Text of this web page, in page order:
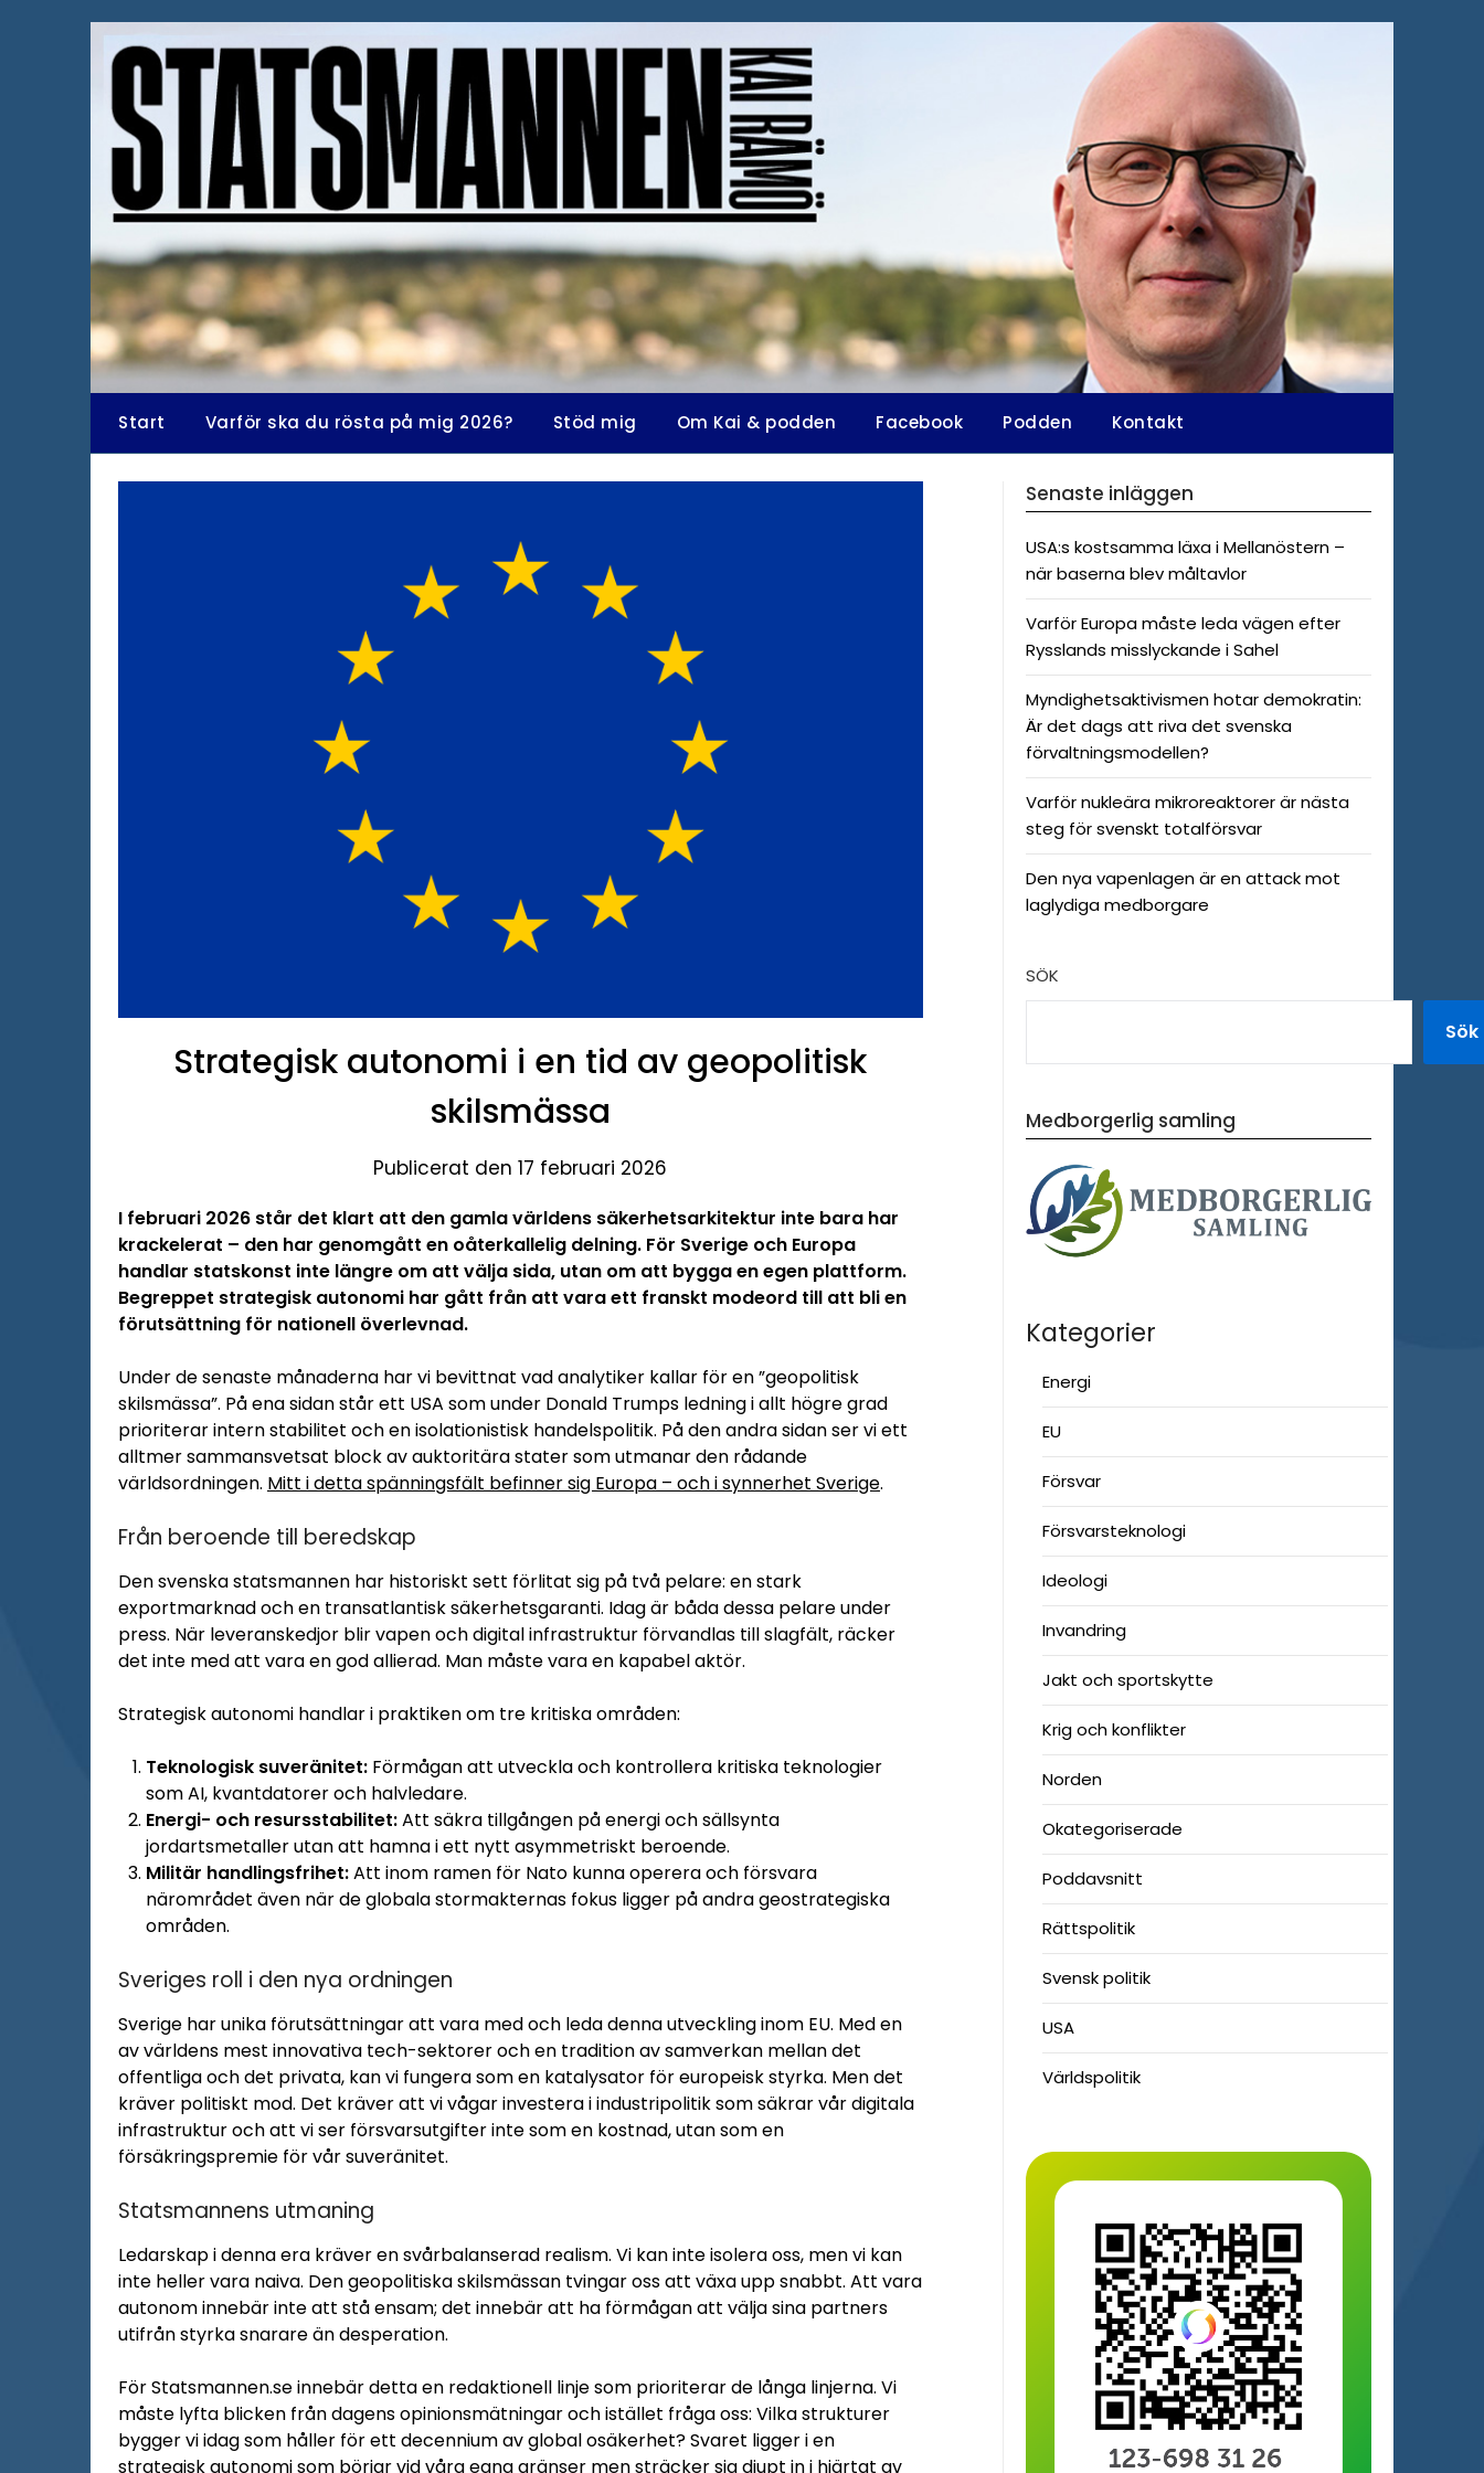
Start Varför ska du rösta på mig 2026? Stöd mig Om Kai & podden Facebook Podden Kontakt
Strategisk autonomi i en tid av geopolitisk
skilsmässa
Publicerat den 17 februari 2026
I februari 2026 står det klart att den gamla världens säkerhetsarkitektur inte bara har
krackelerat – den har genomgått en oåterkallelig delning. För Sverige och Europa
handlar statskonst inte längre om att välja sida, utan om att bygga en egen plattform.
Begreppet strategisk autonomi har gått från att vara ett franskt modeord till att bli en
förutsättning för nationell överlevnad.
Under de senaste månaderna har vi bevittnat vad analytiker kallar för en ”geopolitisk
skilsmässa”. På ena sidan står ett USA som under Donald Trumps ledning i allt högre grad
prioriterar intern stabilitet och en isolationistisk handelspolitik. På den andra sidan ser vi ett
alltmer sammansvetsat block av auktoritära stater som utmanar den rådande
världsordningen. Mitt i detta spänningsfält befinner sig Europa – och i synnerhet Sverige.
Från beroende till beredskap
Den svenska statsmannen har historiskt sett förlitat sig på två pelare: en stark
exportmarknad och en transatlantisk säkerhetsgaranti. Idag är båda dessa pelare under
press. När leveranskedjor blir vapen och digital infrastruktur förvandlas till slagfält, räcker
det inte med att vara en god allierad. Man måste vara en kapabel aktör.
Strategisk autonomi handlar i praktiken om tre kritiska områden:
Teknologisk suveränitet: Förmågan att utveckla och kontrollera kritiska teknologier
som AI, kvantdatorer och halvledare.
Energi- och resursstabilitet:Att säkra tillgången på energi och sällsynta
jordartsmetaller utan att hamna i ett nytt asymmetriskt beroende.
Militär handlingsfrihet:Att inom ramen för Nato kunna operera och försvara
närområdet även när de globala stormakternas fokus ligger på andra geostrategiska
områden.
Sveriges roll i den nya ordningen
Sverige har unika förutsättningar att vara med och leda denna utveckling inom EU. Med en
av världens mest innovativa tech-sektorer och en tradition av samverkan mellan det
offentliga och det privata, kan vi fungera som en katalysator för europeisk styrka. Men det
kräver politiskt mod. Det kräver att vi vågar investera i industripolitik som säkrar vår digitala
infrastruktur och att vi ser försvarsutgifter inte som en kostnad, utan som en
försäkringspremie för vår suveränitet.
Statsmannens utmaning
Ledarskap i denna era kräver en svårbalanserad realism. Vi kan inte isolera oss, men vi kan
inte heller vara naiva. Den geopolitiska skilsmässan tvingar oss att växa upp snabbt. Att vara
autonom innebär inte att stå ensam; det innebär att ha förmågan att välja sina partners
utifrån styrka snarare än desperation.
För Statsmannen.se innebär detta en redaktionell linje som prioriterar de långa linjerna. Vi
måste lyfta blicken från dagens opinionsmätningar och istället fråga oss: Vilka strukturer
bygger vi idag som håller för ett decennium av global osäkerhet? Svaret ligger i en
strategisk autonomi som börjar vid våra egna gränser men sträcker sig djupt in i hjärtat av
Senaste inläggen
USA:s kostsamma läxa i Mellanöstern –
när baserna blev måltavlor
Varför Europa måste leda vägen efter
Rysslands misslyckande i Sahel
Myndighetsaktivismen hotar demokratin:
Är det dags att riva det svenska
förvaltningsmodellen?
Varför nukleära mikroreaktorer är nästa
steg för svenskt totalförsvar
Den nya vapenlagen är en attack mot
laglydiga medborgare
SÖK
Sök
Medborgerlig samling
Kategorier
Energi
EU
Försvar
Försvarsteknologi
Ideologi
Invandring
Jakt och sportskytte
Krig och konflikter
Norden
Okategoriserade
Poddavsnitt
Rättspolitik
Svensk politik
USA
Världspolitik